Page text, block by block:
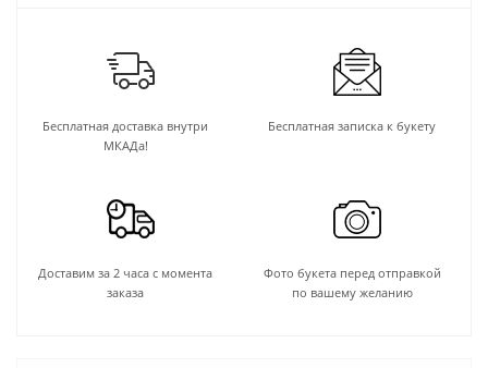
Бесплатная доставка внутри
МКАДа!
Бесплатная записка к букету
Доставим за 2 часа с момента
заказа
Фото букета перед отправкой
по вашему желанию